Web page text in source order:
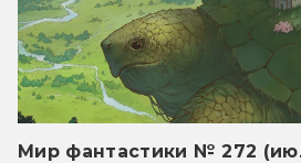
Мир фантастики № 272